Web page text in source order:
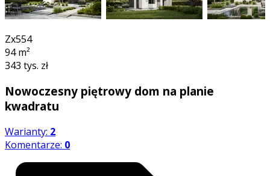
Zx554
94m²
343 tys. zł
Nowoczesny piętrowy dom na planie
kwadratu
Warianty: 2
Komentarze: 0